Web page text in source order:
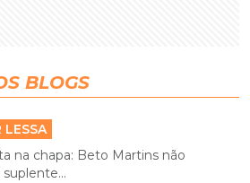
BLOGS
LESSA
na chapa: Beto Martins não
suplente...